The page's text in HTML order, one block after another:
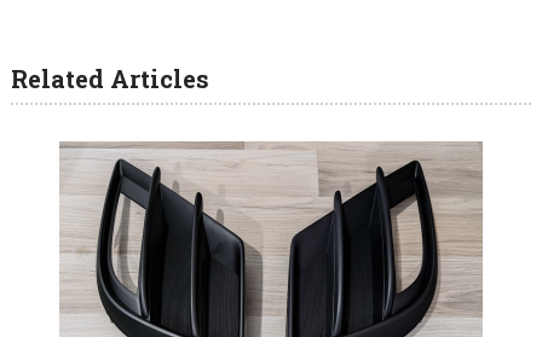
Related Articles